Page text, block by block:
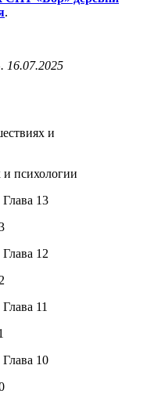
.
и психологии